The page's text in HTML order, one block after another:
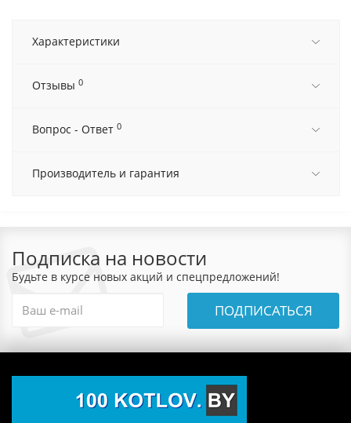
Характеристики
Отзывы 0
Вопрос - Ответ 0
Производитель и гарантия
Подписка на новости
Будьте в курсе новых акций и спецпредложений!
ПОДПИСАТЬСЯ